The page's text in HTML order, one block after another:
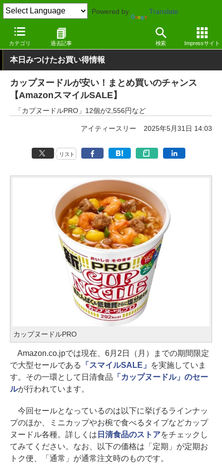
Powered by Translate
カテゴリ 過去記事 検索 Impressサイト
窓の杜 セール
本日みつけたお買い得情報
カップヌードルが安い！まとめ買いのチャンス
【AmazonスマイルSALE】
「カプヌードルPRO」12個が2,556円など
アイティースリー 2025年5月31日 14:03
リスト
カップヌードルPRO
Amazon.co.jpでは現在、6月2日（月）までの期間限定
で大型セールである
「スマイルSALE」
を実施していま
す。その一環として日清食品 「カップヌードル」のセー
ルが行われています。
今回セールとなっているのは以下に挙げるラインナッ
プのほか、ミニカップやお椀で食べるタイプなどカップ
ヌードル各種。詳しくは 日清食品のストアをチェックし
てみてください。なお、以下の価格は「定期」が定期お
トク便、「通常」が通常注文時のものです。